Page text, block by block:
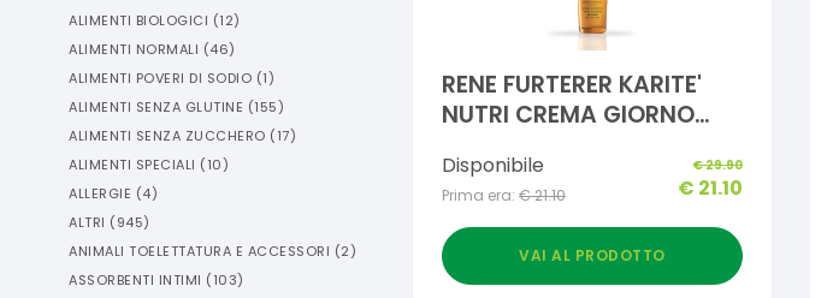
ALIMENTI BIOLOGICI (12)
ALIMENTI NORMALI (46)
ALIMENTI POVERI DI SODIO (1)
ALIMENTI SENZA GLUTINE (155)
ALIMENTI SENZA ZUCCHERO (17)
ALIMENTI SPECIALI (10)
ALLERGIE (4)
ALTRI (945)
ANIMALI TOELETTATURA E ACCESSORI (2)
ASSORBENTI INTIMI (103)
RENE FURTERER KARITE'
NUTRI CREMA GIORNO
ML
Disponibile
Prima era: €21.10
€29.90
€ 21.10
VAI AL PRODOTTO